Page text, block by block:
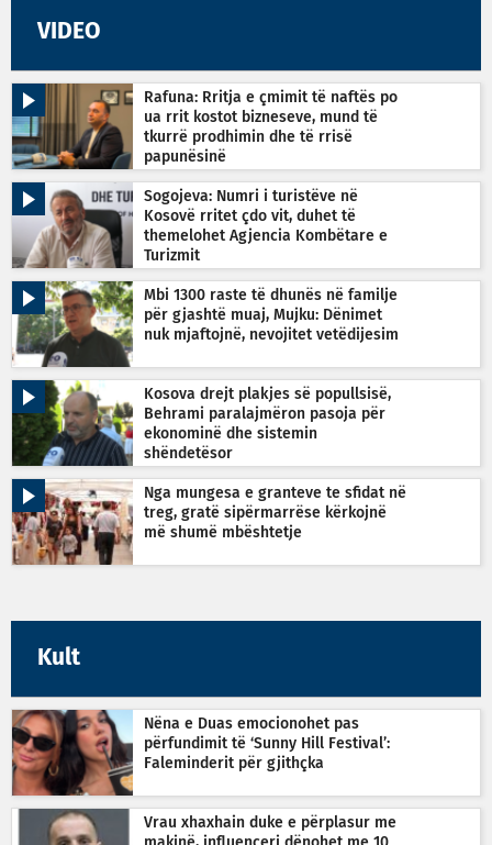
VIDEO
Rafuna: Rritja e çmimit të naftës po
ua rrit kostot bizneseve, mund të
tkurrë prodhimin dhe të rrisë
papunësinë
Sogojeva: Numri i turistëve në
Kosovë rritet çdo vit, duhet të
themelohet Agjencia Kombëtare e
Turizmit
Mbi 1300 raste të dhunës në familje
për gjashtë muaj, Mujku: Dënimet
nuk mjaftojnë, nevojitet vetëdijesim
Kosova drejt plakjes së popullsisë,
Behrami paralajmëron pasoja për
ekonominë dhe sistemin
shëndetësor
Nga mungesa e granteve te sfidat në
treg, gratë sipërmarrëse kërkojnë
më shumë mbështetje
Kult
Nëna e Duas emocionohet pas
përfundimit të ‘Sunny Hill Festival’:
Faleminderit për gjithçka
Vrau xhaxhain duke e përplasur me